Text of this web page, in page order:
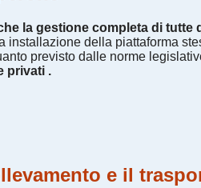
la gestione completa di tutte
della piattaforma
previsto dalle norme
privati .
e il